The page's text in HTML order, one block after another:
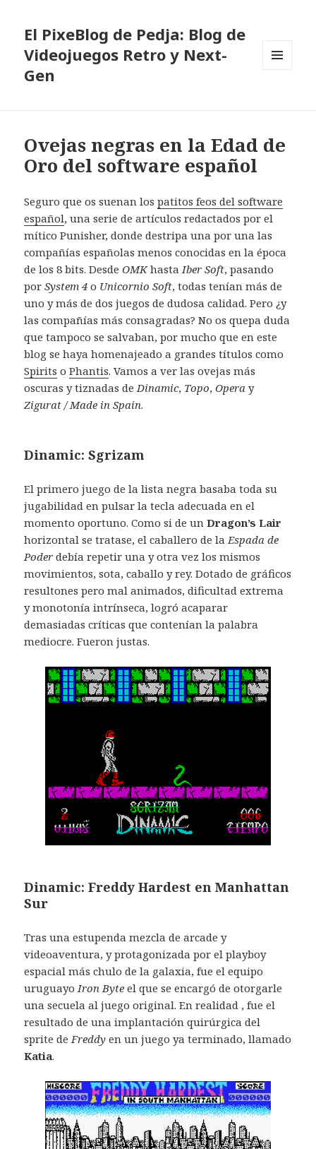
El PixeBlog de Pedja: Blog de
Videojuegos Retro y Next-
Gen
Ovejas negras en la Edad de
Oro del software español
Seguro que os suenan lospatitos feos del software
español, una serie de artículos redactados por el
mítico Punisher, donde destripa una por una las
compañías españolas menos conocidas en la época
de los 8 bits. DesdeOMKhastaIber Soft, pasando
porSystem 4 o Unicornio Soft, todas tenían más de
uno y más de dos juegos de dudosa calidad. Pero ¿y
las compañías más consagradas? No os quepa duda
que tampoco se salvaban, por mucho que en este
blog se haya homenajeado a grandes títulos como
Spirits oPhantis. Vamos a ver las ovejas más
oscuras y tiznadas deDinamic, Topo,Opera y
Zigurat / Made in Spain.
Dinamic: Sgrizam
El primero juego de la lista negra basaba toda su
jugabilidad en pulsar la tecla adecuada en el
momento oportuno. Como si de unDragon’s Lair
horizontal se tratase, el caballero de laEspada de
Poder debía repetir una y otra vez los mismos
movimientos, sota, caballo y rey. Dotado de gráficos
resultones pero mal animados, dificultad extrema
y monotonía intrínseca, logró acaparar
demasiadas críticas que contenían la palabra
mediocre. Fueron justas.
Dinamic: Freddy Hardest en Manhattan
Sur
Tras una estupenda mezcla de arcade y
videoaventura, y protagonizada por el playboy
espacial más chulo de la galaxia, fue el equipo
uruguayoIron Byte el que se encargó de otorgarle
una secuela al juego original. En realidad , fue el
resultado de una implantación quirúrgica del
sprite deFreddy en un juego ya terminado, llamado
Katia.